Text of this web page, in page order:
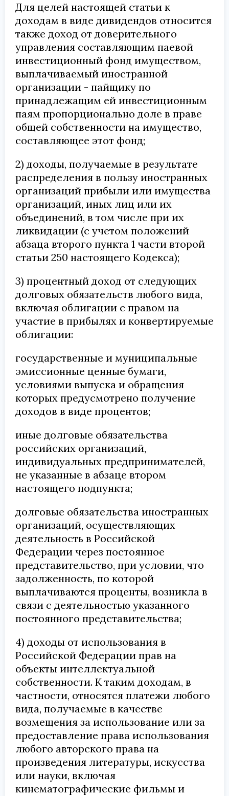
Для целей настоящей статьи к
доходам в виде дивидендов относится
также доход от доверительного
управления составляющим паевой
инвестиционный фонд имуществом,
выплачиваемый иностранной
организации - пайщику по
принадлежащим ей инвестиционным
паям пропорционально доле в праве
общей собственности на имущество,
составляющее этот фонд;
2) доходы, получаемые в результате
распределения в пользу иностранных
организаций прибыли или имущества
организаций, иных лиц или их
объединений, в том числе при их
ликвидации (с учетом положений
абзаца второго пункта 1 части второй
статьи 250 настоящего Кодекса);
3) процентный доход от следующих
долговых обязательств любого вида,
включая облигации с правом на
участие в прибылях и конвертируемые
облигации:
государственные и муниципальные
эмиссионные ценные бумаги,
условиями выпуска и обращения
которых предусмотрено получение
доходов в виде процентов;
иные долговые обязательства
российских организаций,
индивидуальных предпринимателей,
не указанные в абзаце втором
настоящего подпункта;
долговые обязательства иностранных
организаций, осуществляющих
деятельность в Российской
Федерации через постоянное
представительство, при условии, что
задолженность, по которой
выплачиваются проценты, возникла в
связи с деятельностью указанного
постоянного представительства;
4) доходы от использования в
Российской Федерации прав на
объекты интеллектуальной
собственности. К таким доходам, в
частности, относятся платежи любого
вида, получаемые в качестве
возмещения за использование или за
предоставление права использования
любого авторского права на
произведения литературы, искусства
или науки, включая
кинематографические фильмы и